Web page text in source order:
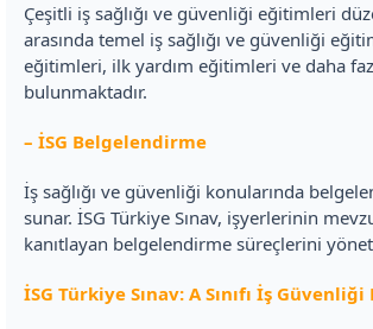
Çeşitli iş sağlığı ve güvenliği eğitimleri
arasında temel iş sağlığı ve güvenliği
eğitimleri, ilk yardım eğitimleri ve daha
bulunmaktadır.
– İSG Belgelendirme
İş sağlığı ve güvenliği konularında
sunar. İSG Türkiye Sınav, işyerlerinin
kanıtlayan belgelendirme süreçlerini
İSG Türkiye Sınav: A Sınıfı İş Güvenliği